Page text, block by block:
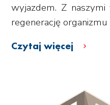
wyjazdem. Z naszymi
regenerację
Czytaj więcej